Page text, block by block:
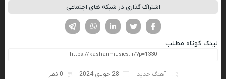
اشتراک گذاری در شبکه های اجتماعی
لینکدین تویتر
فیسوک
لینک کوتاه مطلب
آهنگ جدید 28 جولای 2024 0 نظر